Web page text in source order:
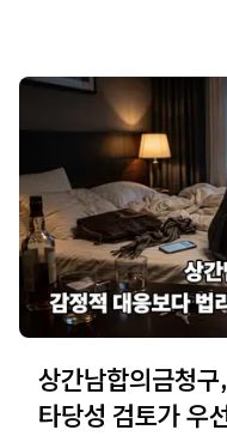
상간남합의금청
타당성 검토가 우